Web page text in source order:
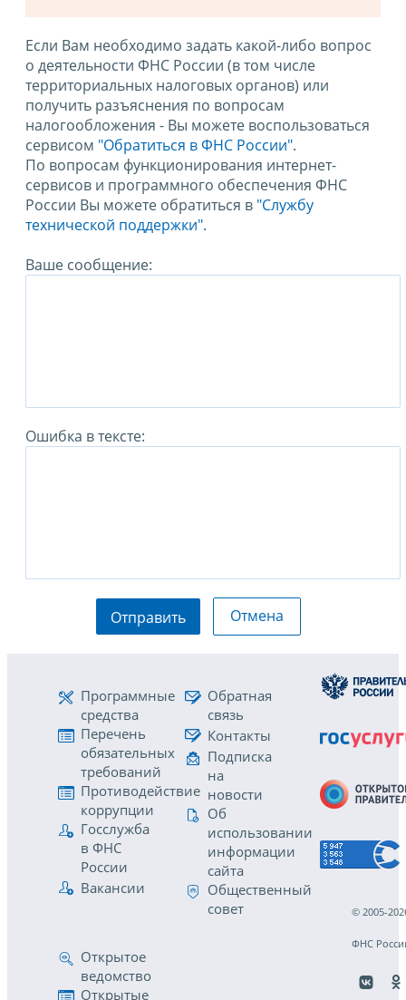
Если Вам необходимо задать какой-либо вопрос
о деятельности ФНС России (в том числе
территориальных налоговых органов) или
получить разъяснения по вопросам
налогообложения - Вы можете воспользоваться
сервисом "Обратиться в ФНС России".
По вопросам функционирования интернет-
сервисов и программного обеспечения ФНС
России Вы можете обратиться в "Службу
технической поддержки".
Ваше сообщение:
Ошибка в тексте:
Отправить Отмена
Программные
средства
Перечень
обязательных
требований
Противодействие
коррупции
Госслужба
в ФНС
России
Вакансии
Обратная
связь
Контакты
Подписка
на
новости
Об
использовании
информации
сайта
Общественный
совет
Открытое
ведомство
Открытые
© 2005-
ФНС